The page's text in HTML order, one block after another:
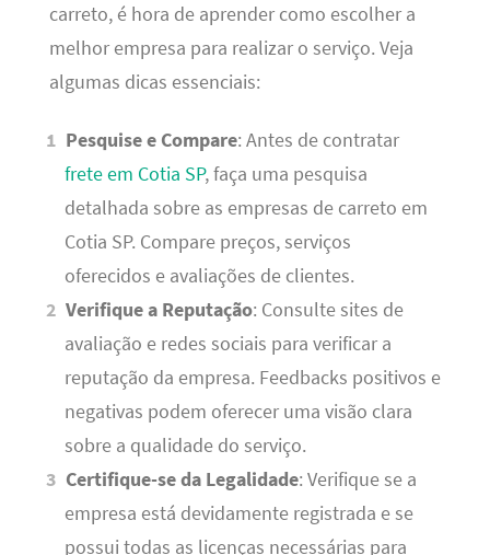
carreto, é hora de aprender como escolher a
melhor empresa para realizar o serviço. Veja
algumas dicas essenciais:
Pesquise e Compare: Antes de contratar
frete em Cotia SP, faça uma pesquisa
detalhada sobre as empresas de carreto em
Cotia SP. Compare preços, serviços
oferecidos e avaliações de clientes.
Verifique a Reputação: Consulte sites de
avaliação e redes sociais para verificar a
reputação da empresa. Feedbacks positivos e
negativas podem oferecer uma visão clara
sobre a qualidade do serviço.
Certifique-se da Legalidade: Verifique se a
empresa está devidamente registrada e se
possui todas as licenças necessárias para